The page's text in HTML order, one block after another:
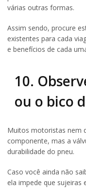
várias outras formas.
Assim sendo, procure
existentes para cada
e benefícios de cada
10.
ou o bico
Muitos motoristas nem
componente, mas a
durabilidade do pneu.
Caso você ainda não
ela impede que sujeiras